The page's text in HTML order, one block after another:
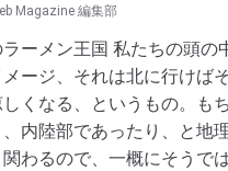
Magazine 編集部
ーメン王国 私たちの頭の
ージ、それは北に行けば
くなる、というもの。も
内陸部であったり、と地
わるので、一概にそうで